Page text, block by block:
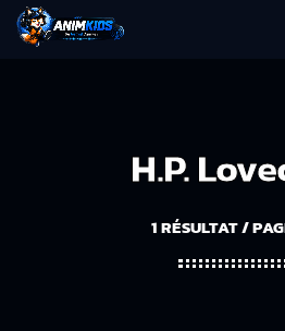
H.P.
1 RÉSULTAT /